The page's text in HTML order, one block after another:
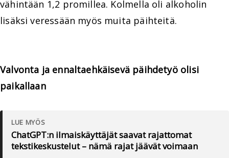
vähintään 1,2 promillea. Kolmella oli alkoholin
lisäksi veressään myös muita päihteitä.
Valvonta ja ennaltaehkäisevä päihdetyö olisi
paikallaan
LUE MYÖS
ChatGPT:n ilmaiskäyttäjät saavat rajattomat
tekstikeskustelut – nämä rajat jäävät voimaan